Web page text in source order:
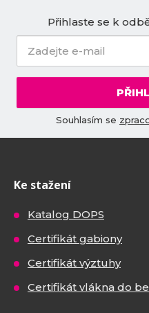
Přihlaste se k
Souhlasím se
Ke stažení
Katalog DOPS
Certifikát gabiony
Certifikát výztuhy
Certifikát vlákna do